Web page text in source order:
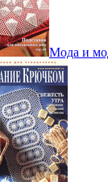
Мода и